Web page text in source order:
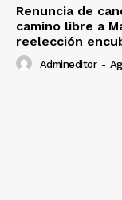
Contacto
Prensa
Renuncia de
camino libre a
reelección
Admineditor -